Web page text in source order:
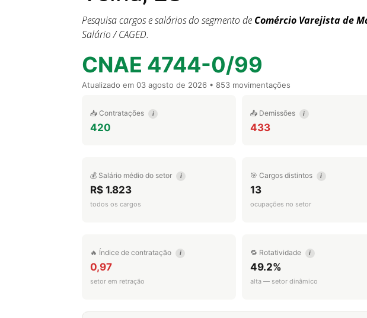
Pesquisa cargos e salários do segmento de Comércio Varejista de
Salário / CAGED.
CNAE 4744-0/99
Atualizado em 03 agosto de 2026 • 853 movimentações
📥 Contratações i
420
📤 Demissões i
433
💰 Salário médio do setor i
R$ 1.823
todos os cargos
🎯 Cargos distintos i
13
ocupações no setor
🔥 Índice de contratação i
0,97
setor em retração
🔁 Rotatividade i
49.2%
alta — setor dinâmico